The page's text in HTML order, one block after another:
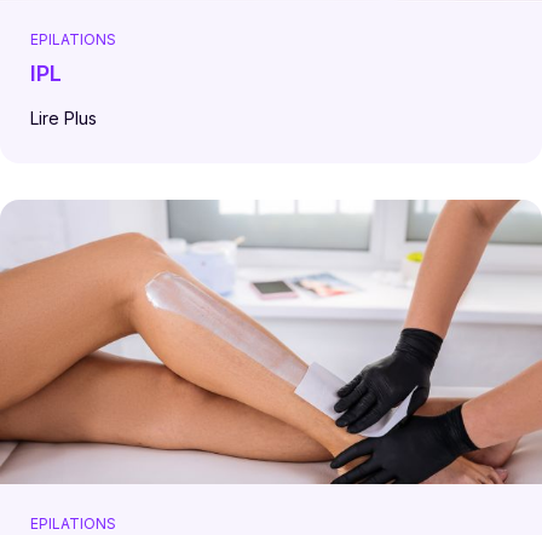
EPILATIONS
IPL
Lire Plus
EPILATIONS